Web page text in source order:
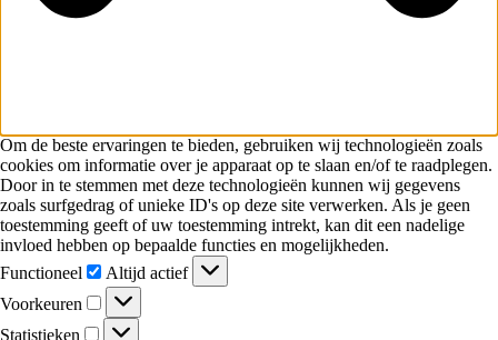
Om de beste ervaringen te bieden, gebruiken wij technologieën zoals
cookies om informatie over je apparaat op te slaan en/of te raadplegen.
Door in te stemmen met deze technologieën kunnen wij gegevens
zoals surfgedrag of unieke ID's op deze site verwerken. Als je geen
toestemming geeft of uw toestemming intrekt, kan dit een nadelige
invloed hebben op bepaalde functies en mogelijkheden.
Functioneel
Altijd actief
Voorkeuren
Statistieken